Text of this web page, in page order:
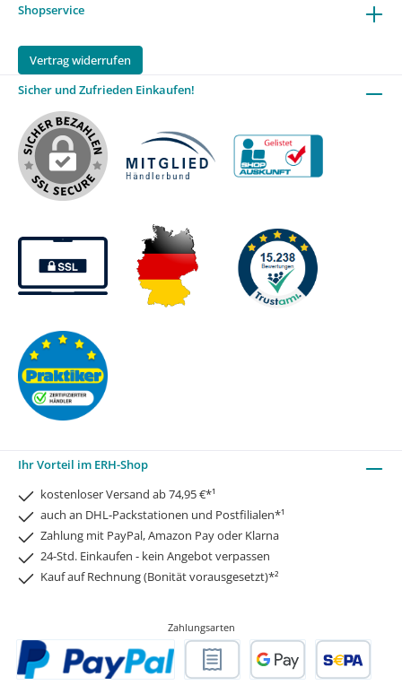
Shopservice
Vertrag widerrufen
Sicher und Zufrieden Einkaufen!
Ihr Vorteil im ERH-Shop
kostenloser Versand ab 74,95 €*¹
auch an DHL-Packstationen und Postfilialen*¹
Zahlung mit PayPal, Amazon Pay oder Klarna
24-Std. Einkaufen - kein Angebot verpassen
Kauf auf Rechnung (Bonität vorausgesetzt)*²
Zahlungsarten